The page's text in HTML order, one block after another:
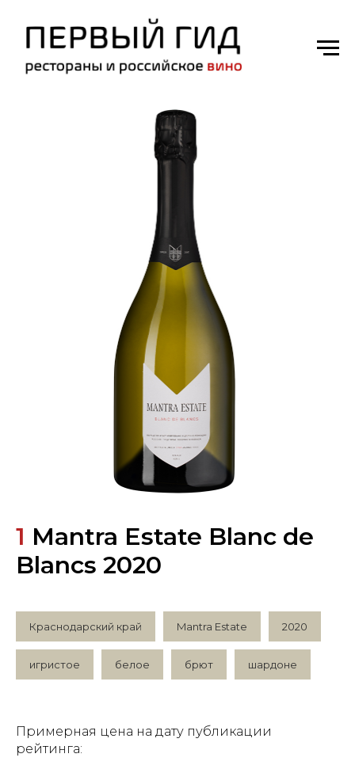
1 Mantra Estate Blanc de
Blancs 2020
Краснодарский край Mantra Estate 2020
игристое белое брют шардоне
Примерная цена на дату публикации
рейтинга: